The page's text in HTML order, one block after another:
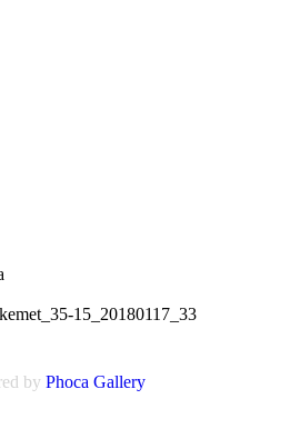
by Phoca Gallery